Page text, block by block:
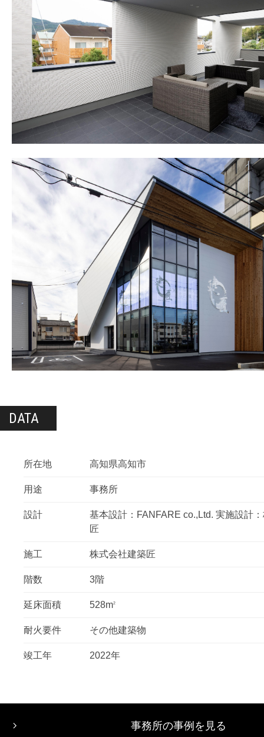
DATA
所在地 高知県高知市
用途 事務所
設計
基本設計：FANFARE co.,Ltd. 実施設計
匠
施工 株式会社建築匠
階数 3階
延床面積 528m2
耐火要件 その他建築物
竣工年 2022年
事務所の事例を見る